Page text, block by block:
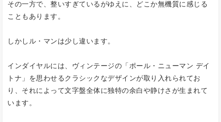
その一方で、整いすぎているがゆえに、どこか無機質に感じる
こともあります。
しかしル・マンは少し違います。
インダイヤルには、ヴィンテージの「ポール・ニューマン デイ
トナ」を思わせるクラシックなデザインが取り入れられてお
り、それによって文字盤全体に独特の余白や静けさが生まれて
います。